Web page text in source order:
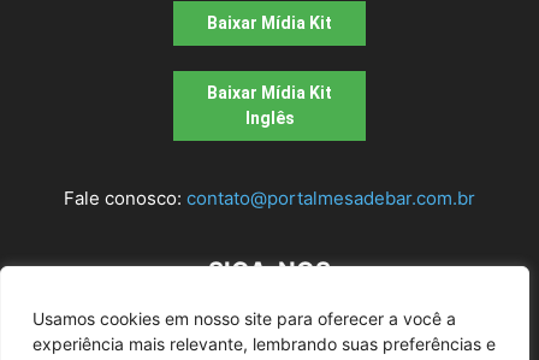
Usamos cookies em nosso site para oferecer a você a
experiência mais relevante, lembrando suas preferências e
Baixar Mídia Kit
Baixar Mídia Kit
Inglês
Fale conosco: contato@portalmesadebar.com.br
SIGA-NOS